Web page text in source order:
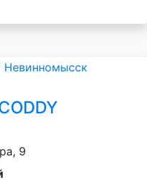
9